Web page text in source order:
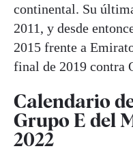
continental. Su
2011, y desde
2015 frente a
final de 2019 contra
Calendario
Grupo E del
2022